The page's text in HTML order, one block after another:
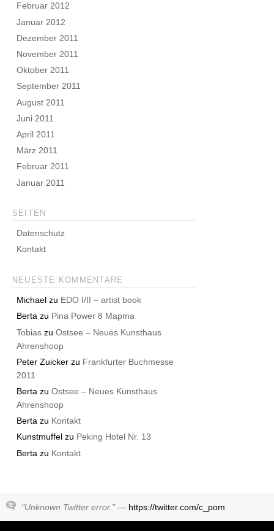
Februar 2012
Januar 2012
Dezember 2011
November 2011
Oktober 2011
September 2011
August 2011
Juni 2011
April 2011
März 2011
Februar 2011
Januar 2011
SEITEN
Datenschutz
Kontakt
NEUESTE KOMMENTARE
Michael zu EDO I/II – artist book
Berta zu Pina Power 8 Mapma
Tobias zuOstsee – Neues Kunsthaus
Ahrenshoop
Peter Zuicker zu Frankfurter Buchmesse
2011
Berta zuOstsee – Neues Kunsthaus
Ahrenshoop
Berta zu Kontakt
Kunstmuffel zu Peking Hotel Nr. 13
Berta zu Kontakt
"Unknown Twitter error." — https://twitter.com/c_pom